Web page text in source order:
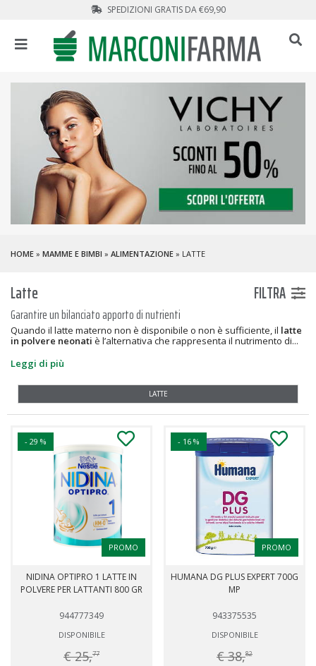
SPEDIZIONI GRATIS DA €69,90
HOME » MAMME E BIMBI » ALIMENTAZIONE » LATTE
Latte FILTRA
Garantire un bilanciato apporto di nutrienti
Quando il latte materno non è disponibile o non è sufficiente, il latte
in polvere neonati è l’alternativa che rappresenta il nutrimento di...
Leggi di più
LATTE
- 29 %
PROMO
NIDINA OPTIPRO 1 LATTE IN
POLVERE PER LATTANTI 800 GR
944777349
DISPONIBILE
€ 25,77
- 16 %
PROMO
HUMANA DG PLUS EXPERT 700G
MP
943375535
DISPONIBILE
€ 38,82